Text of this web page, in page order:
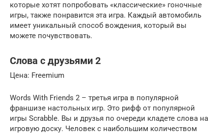
которые хотят попробовать «классические» гоночные
игры, также понравится эта игра. Каждый автомобиль
имеет уникальный способ вождения, который вы
можете почувствовать.
Слова с друзьями 2
Цена: Freemium
Words With Friends 2 – третья игра в популярной
франшизе настольных игр. Это рифф от популярной
игры Scrabble. Вы и друзья по очереди кладете слова на
игровую доску. Человек с наибольшим количеством